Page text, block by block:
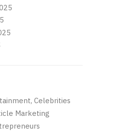
Celebrities
Marketing